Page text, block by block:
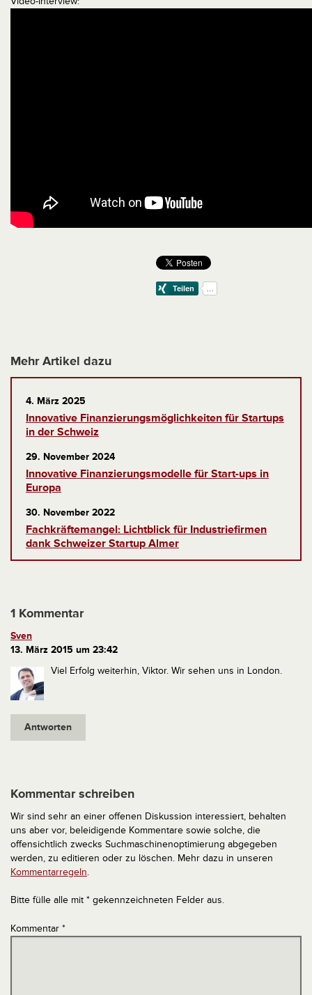
Mehr Artikel dazu
4. März 2025
Innovative Finanzierungsmöglichkeiten für Startups
in der Schweiz
29. November 2024
Innovative Finanzierungsmodelle für Start-ups in
Europa
30. November 2022
Fachkräftemangel: Lichtblick für Industriefirmen
dank Schweizer Startup Almer
1 Kommentar
Sven
13. März 2015 um 23:42
Viel Erfolg weiterhin, Viktor. Wir sehen uns in London.
Antworten
Kommentar schreiben
Wir sind sehr an einer offenen Diskussion interessiert, behalten
uns aber vor, beleidigende Kommentare sowie solche, die
offensichtlich zwecks Suchmaschinenoptimierung abgegeben
werden, zu editieren oder zu löschen. Mehr dazu in unseren
Kommentarregeln.
Bitte fülle alle mit * gekennzeichneten Felder aus.
Kommentar *